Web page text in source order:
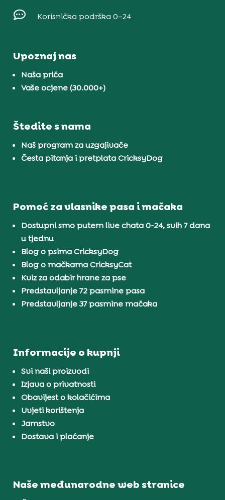
 Korisnička podrška 0–24
Upoznaj nas
Naša priča
Vaše ocjene (30.000+)
Štedite s nama
Naš program za uzgajivače
Česta pitanja i pretplata CricksyDog
Pomoć za vlasnike pasa i mačaka
Dostupni smo putem live chata 0-24, svih 7 dana
u tjednu
Blog o psima CricksyDog
Blog o mačkama CricksyCat
Kviz za odabir hrane za pse
Predstavljanje 72 pasmine pasa
Predstavljanje 37 pasmine mačaka
Informacije o kupnji
Svi naši proizvodi
Izjava o privatnosti
Obavijest o kolačićima
Uvjeti korištenja
Jamstvo
Dostava i plaćanje
Naše međunarodne web stranice